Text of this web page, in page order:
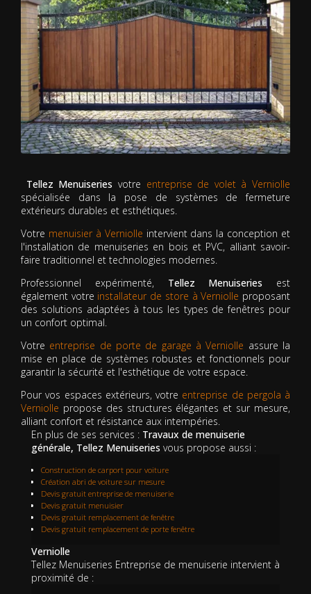
Tellez Menuiseries votre entreprise de volet à Verniolle
spécialisée dans la pose de systèmes de fermeture
extérieurs durables et esthétiques.
Votre menuisier à Verniolle intervient dans la conception et
l'installation de menuiseries en bois et PVC, alliant savoir-
faire traditionnel et technologies modernes.
Professionnel expérimenté, Tellez Menuiseries est
également votre installateur de store à Verniolle proposant
des solutions adaptées à tous les types de fenêtres pour
un confort optimal.
Votre entreprise de porte de garage à Verniolle assure la
mise en place de systèmes robustes et fonctionnels pour
garantir la sécurité et l'esthétique de votre espace.
Pour vos espaces extérieurs, votre entreprise de pergola à
Verniolle propose des structures élégantes et sur mesure,
alliant confort et résistance aux intempéries.
En plus de ses services : Travaux de menuiserie
générale, Tellez Menuiseries vous propose aussi :
Construction de carport pour voiture
Création abri de voiture sur mesure
Devis gratuit entreprise de menuiserie
Devis gratuit menuisier
Devis gratuit remplacement de fenêtre
Devis gratuit remplacement de porte fenêtre
Verniolle
Tellez Menuiseries Entreprise de menuiserie intervient à
proximité de :